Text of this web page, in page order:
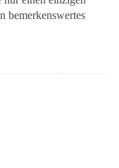
bemerkenswertes